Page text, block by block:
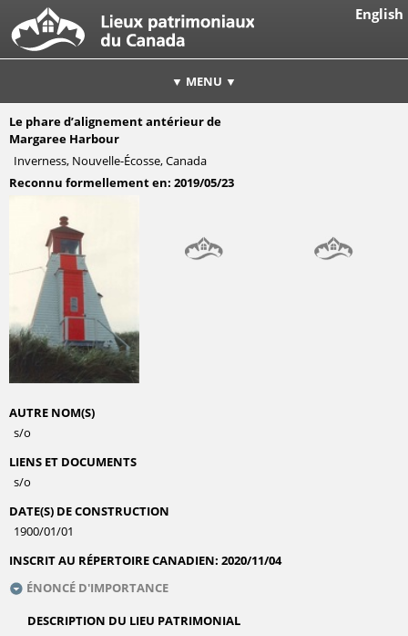
English
▼ MENU ▼
Le phare d’alignement antérieur de
Margaree Harbour
Inverness, Nouvelle-Écosse, Canada
Reconnu formellement en: 2019/05/23
AUTRE NOM(S)
s/o
LIENS ET DOCUMENTS
s/o
DATE(S) DE CONSTRUCTION
1900/01/01
INSCRIT AU RÉPERTOIRE CANADIEN: 2020/11/04
ÉNONCÉ D'IMPORTANCE
DESCRIPTION DU LIEU PATRIMONIAL